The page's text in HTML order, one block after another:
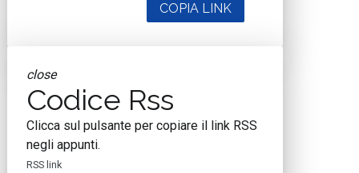
COPIA LINK
close
Codice Rss
Clicca sul pulsante per copiare il link RSS
negli appunti.
RSS link